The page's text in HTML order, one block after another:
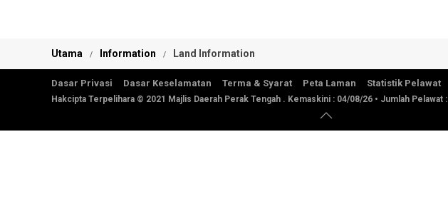
Utama Information Land Information
Dasar Privasi Dasar Keselamatan Terma & Syarat Peta Laman Statistik Pelawat
Hakcipta Terpelihara © 2021 Majlis Daerah Perak Tengah . Kemaskini : 04/08/26 • Jumlah Pelawat :